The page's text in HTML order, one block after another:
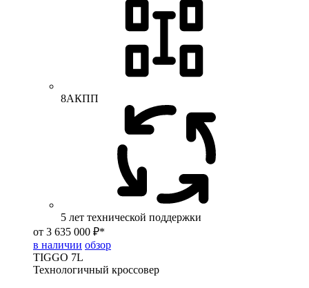
8АКПП
5 лет технической поддержки
от 3 635 000 ₽*
в наличии обзор
TIGGO 7L
Технологичный кроссовер